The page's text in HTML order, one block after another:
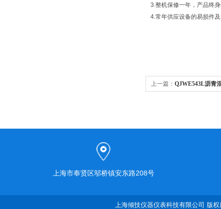
3.整机保修一年，产品终
4.常年供应设备的易损件
上一篇： QJWE543L沥青
上海市奉贤区邬桥镇安东路208号
上海倾技仪器仪表科技有限公司 版